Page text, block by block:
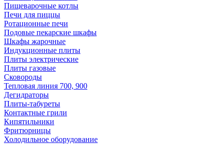
Пищеварочные котлы
Печи для пиццы
Ротационные печи
Подовые пекарские шкафы
Шкафы жарочные
Индукционные плиты
Плиты электрические
Плиты газовые
Сковороды
Тепловая линия 700, 900
Дегидраторы
Плиты-табуреты
Контактные грили
Кипятильники
Фритюрницы
Холодильное оборудование